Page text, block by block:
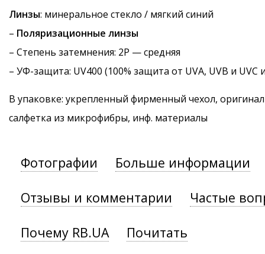
Линзы: минеральное стекло / мягкий синий
– Поляризационные линзы
– Степень затемнения: 2P — средняя
– УФ-защита: UV400 (100% защита от UVA, UVB и UVC
В упаковке: укрепленный фирменный чехол,
салфетка из микрофибры, инф. материалы
Фотографии Больше информации
Отзывы и комментарии Частые
Почему RB.UA Почитать